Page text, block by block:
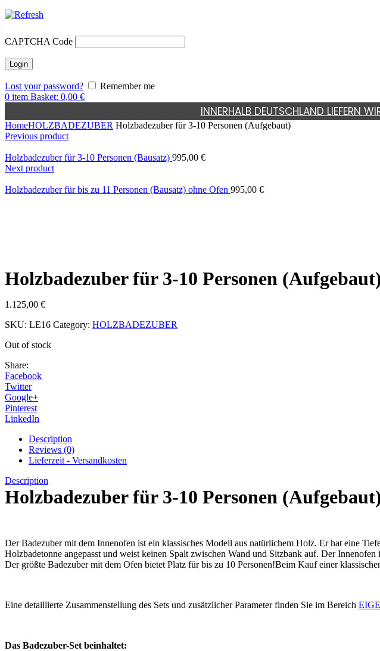
CAPTCHA Code
Lost your password?
Remember me
0 item Basket: 0,00 €
INNERHALB DEUTSCHLAND LIEFERN
HomeHOLZBADEZUBER Holzbadezuber für 3-10 Personen (Aufgebaut)
Previous product
Holzbadezuber für 3-10 Personen (Bausatz) 995,00 €
Next product
Holzbadezuber für bis zu 11 Personen (Bausatz) ohne Ofen 995,00 €
Holzbadezuber für 3-10 Personen
1.125,00 €
SKU: LE16 Category: HOLZBADEZUBER
Out of stock
Share:
Facebook
Twitter
Google+
Pinterest
LinkedIn
Description
Reviews (0)
Lieferzeit - Versandkosten
Description
Holzbadezuber für 3-10 Personen
Der Badezuber mit dem Innenofen ist ein klassisches Modell aus natürlichem Holz. Er hat eine
Holzbadetonne angepasst und weist keinen Spalt zwischen Wand und Sitzbank auf. Der
Der größte Badezuber mit dem Ofen bietet Platz für bis zu 10 Personen!Beim Kauf einer
Eine detaillierte Zusammenstellung des Sets und zusätzlicher Parameter finden Sie im Bereich
Das Badezuber-Set beinhaltet: